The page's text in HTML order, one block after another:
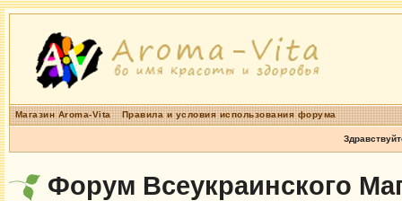
Магазин Aroma-Vita Правила и условия использования форума
Форум Всеукраинского